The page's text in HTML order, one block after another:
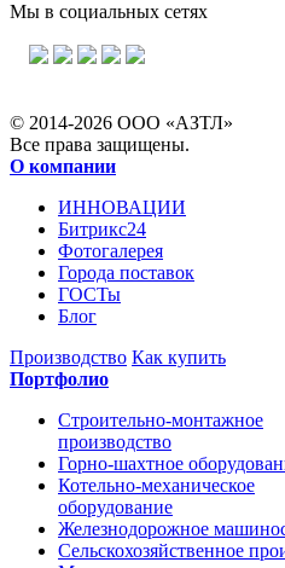
Мы в социальных сетях
© 2014-2026 ООО «АЗТЛ»
Все права защищены.
О компании
ИННОВАЦИИ
Битрикс24
Фотогалерея
Города поставок
ГОСТы
Блог
Производство Как купить
Портфолио
Строительно-монтажное
производство
Горно-шахтное
Котельно-механическое
оборудование
Железнодорожное
Сельскохозяйственное